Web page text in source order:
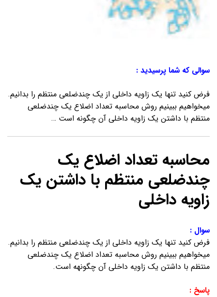
سوالی که شما پرسیدید :
فرض کنید تنها یک زاویه داخلی از یک چندضلعی منتظم را بدانیم.
میخواهیم ببینیم روش محاسبه تعداد اضلاع یک چندضلعی
منتظم با داشتن یک زاویه داخلی آن چگونه است …
محاسبه تعداد اضلاع یک
چندضلعی منتظم با داشتن یک
زاویه داخلی
سوال :
فرض کنید تنها یک زاویه داخلی از یک چندضلعی منتظم را بدانیم.
میخواهیم ببینیم روش محاسبه تعداد اضلاع یک چندضلعی
منتظم با داشتن یک زاویه داخلی آن چگونهه است.
پاسخ :